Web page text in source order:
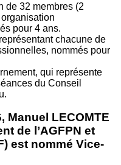
de 32 membres (2
pour 4 ans.
chacune de
nommés pour
qui représente
du Conseil
Manuel LECOMTE
de l’AGFPN et
est nommé Vice-